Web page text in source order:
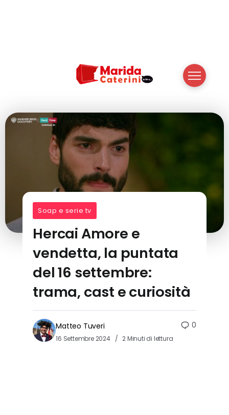
Soap e serie tv
Hercai Amore e
vendetta, la puntata
del 16 settembre:
trama, cast e curiosità
Matteo Tuveri
16 Settembre 2024 2 Minuti di lettura
0